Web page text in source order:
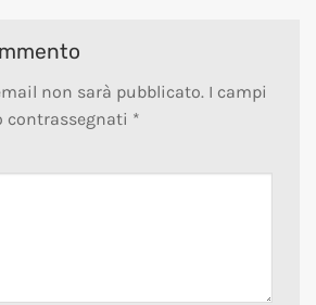
non sarà pubblicato. I campi
contrassegnati *